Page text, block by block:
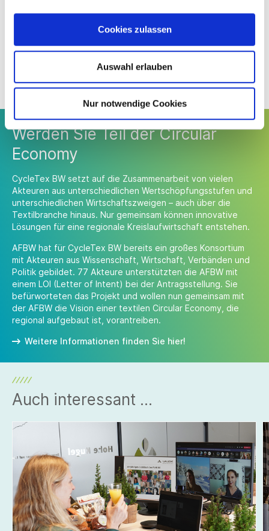
Cookies zulassen
Auswahl erlauben
Nur notwendige Cookies
AFBW – Allianz Faserbasierte Werkstoffe
Werden Sie Teil der Circular
Economy
CycleTex BW setzt auf die Zusammenarbeit von vielen
Akteuren aus unterschiedlichen Wertschöpfungsstufen und
unterschiedlichen Wirtschaftszweigen – auch über die
Textilbranche hinaus. Nur gemeinsam können innovative
Lösungen für eine regionale Kreislaufwirtschaft entstehen.
AFBW hat für CycleTex BW bereits ein großes Konsortium
mit Akteuren aus Wissenschaft, Wirtschaft, Verbänden und
Politik gebildet. 77 Akteure unterstützten die AFBW mit
einem LOI (Letter of Intent) bei der Antragsstellung. Sie
befürworteten das Projekt und wollen nun gemeinsam mit
der AFBW die Vision einer textilen Circular Economy, die
regional aufgebaut ist, vorantreiben.
Weitere Informationen finden Sie hier!
Auch interessant ...